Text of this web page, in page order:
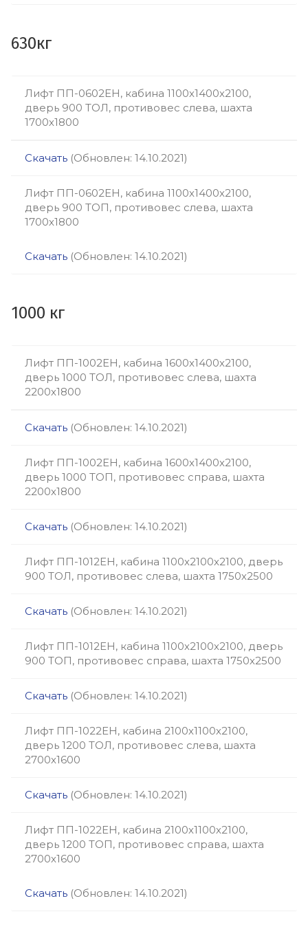
630кг
Лифт ПП-0602ЕН, кабина 1100х1400х2100,
дверь 900 ТОЛ, противовес слева, шахта
1700х1800
Скачать (Обновлен: 14.10.2021)
Лифт ПП-0602ЕН, кабина 1100х1400х2100,
дверь 900 ТОП, противовес слева, шахта
1700х1800
Скачать (Обновлен: 14.10.2021)
1000 кг
Лифт ПП-1002ЕН, кабина 1600х1400х2100,
дверь 1000 ТОЛ, противовес слева, шахта
2200х1800
Скачать (Обновлен: 14.10.2021)
Лифт ПП-1002ЕН, кабина 1600х1400х2100,
дверь 1000 ТОП, противовес справа, шахта
2200х1800
Скачать (Обновлен: 14.10.2021)
Лифт ПП-1012ЕН, кабина 1100х2100х2100, дверь
900 ТОЛ, противовес слева, шахта 1750х2500
Скачать (Обновлен: 14.10.2021)
Лифт ПП-1012ЕН, кабина 1100х2100х2100, дверь
900 ТОП, противовес справа, шахта 1750х2500
Скачать (Обновлен: 14.10.2021)
Лифт ПП-1022ЕН, кабина 2100х1100х2100,
дверь 1200 ТОЛ, противовес слева, шахта
2700х1600
Скачать (Обновлен: 14.10.2021)
Лифт ПП-1022ЕН, кабина 2100х1100х2100,
дверь 1200 ТОП, противовес справа, шахта
2700х1600
Скачать (Обновлен: 14.10.2021)